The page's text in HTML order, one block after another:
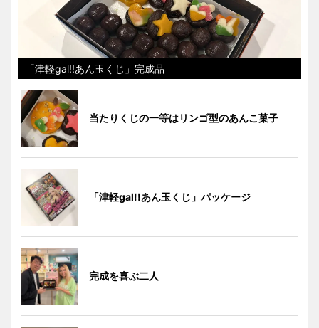
「津軽gal!!あん玉くじ」完成品
当たりくじの一等はリンゴ型のあんこ菓子
「津軽gal!!あん玉くじ」パッケージ
完成を喜ぶ二人